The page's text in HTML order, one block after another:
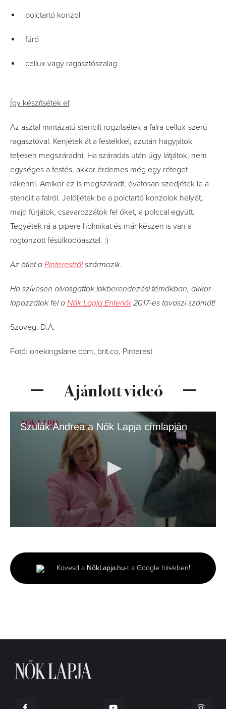
polctartó konzol
fúró
cellux vagy ragasztószalag
Így készítsétek el:
Az asztal mintázatú stencilt rögzítsétek a falra cellux-szerű
ragasztóval. Kenjétek át a festékkel, azután hagyjátok
teljesen megszáradni. Ha száradás után úgy látjátok, nem
egységes a festés, akkor érdemes még egy réteget
rákenni. Amikor ez is megszáradt, óvatosan szedjétek le a
stencilt a falról. Jelöljétek be a polctartó konzolok helyét,
majd fúrjátok, csavarozzátok fel őket, a polccal együtt.
Tegyétek rá a pipere holmikat és már készen is van a
rögtönzött fésülködőasztal. :)
Az ötlet a Pinterestrőlszármazik.
Ha szívesen olvasgattok lakberendezési témákban, akkor
lapozzátok fel a Nők Lapja Enteriőr2017-es tavaszi számát!
Szöveg: D.A.
Fotó: onekingslane.com, brit.co, Pinterest
Ajánlott videó
Szulák Andrea a Nők Lapja címlapján
minutes,
8
seconds
Kövesd a NőkLapja.hu-t a Google hírekben!